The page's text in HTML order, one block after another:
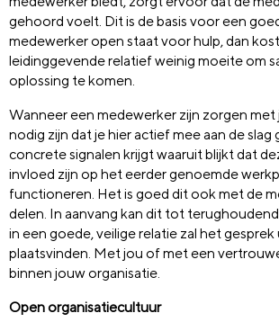
gehoord voelt. Dit is de basis voor een
medewerker open staat voor hulp, dan
leidinggevende relatief weinig moeite om
oplossing te komen.
Wanneer een medewerker zijn zorgen met
nodig zijn dat je hier actief mee aan de slag
concrete signalen krijgt waaruit blijkt dat
invloed zijn op het eerder genoemde
functioneren. Het is goed dit ook met de
delen. In aanvang kan dit tot
in een goede, veilige relatie zal het
plaatsvinden. Met jou of met een
binnen jouw organisatie.
Open organisatiecultuur